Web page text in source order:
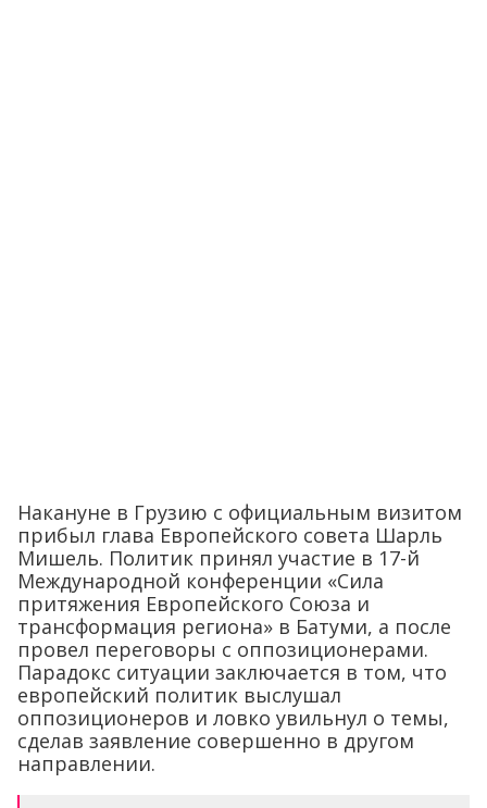
Накануне в Грузию с официальным визитом
прибыл глава Европейского совета Шарль
Мишель. Политик принял участие в 17-й
Международной конференции «Сила
притяжения Европейского Союза и
трансформация региона» в Батуми, а после
провел переговоры с оппозиционерами.
Парадокс ситуации заключается в том, что
европейский политик выслушал
оппозиционеров и ловко увильнул о темы,
сделав заявление совершенно в другом
направлении.